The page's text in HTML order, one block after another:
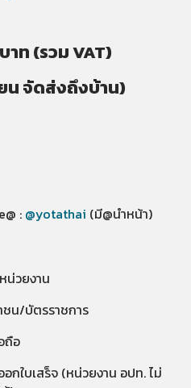
าท (รวม VAT)
น จัดส่งถึงบ้าน)
: @yotathai (มี@นำหน้า)
น่วยงาน
ชน/บัตรราชการ
ถือ
กใบเสร็จ (หน่วยงาน อปท. ไม่